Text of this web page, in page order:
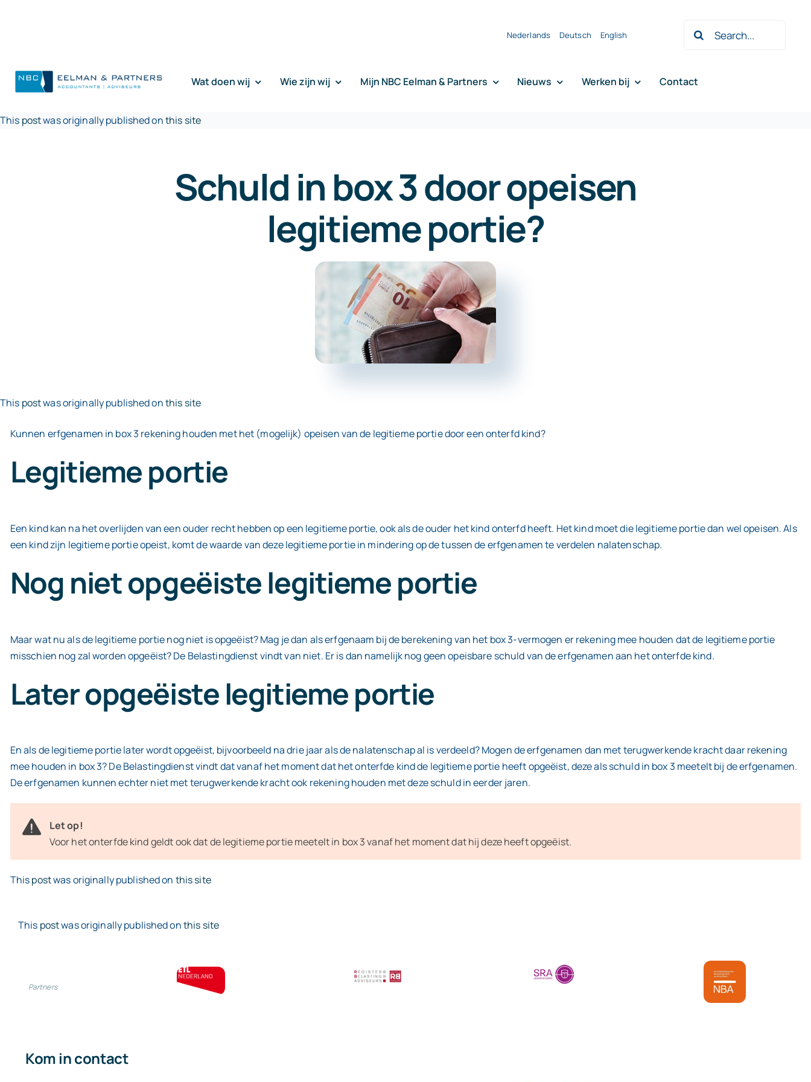
Nederlands Deutsch English
Zoeken
naar:
Wat doen wij Wie zijn wij Mijn NBC Eelman & Partners Nieuws Werken bij Contact
This postwas originally published onthis site
Schuld in box 3 door opeisen
legitieme portie?
This postwas originally published onthis site
Kunnen erfgenamen in box 3 rekening houden met het (mogelijk) opeisen van de legitieme portie door een onterfd kind?
Legitieme portie
Een kind kan na het overlijden van een ouder recht hebben op een legitieme portie, ook als de ouder het kind onterfd heeft. Het kind moet die legitieme portie dan wel opeisen. Als
een kind zijn legitieme portie opeist, komt de waarde van deze legitieme portie in mindering op de tussen de erfgenamen te verdelen nalatenschap.
Nog niet opgeëiste legitieme portie
Maar wat nu als de legitieme portie nog niet is opgeëist? Mag je dan als erfgenaam bij de berekening van het box 3-vermogen er rekening mee houden dat de legitieme portie
misschien nog zal worden opgeëist? De Belastingdienst vindt van niet. Er is dan namelijk nog geen opeisbare schuld van de erfgenamen aan het onterfde kind.
Later opgeëiste legitieme portie
En als de legitieme portie later wordt opgeëist, bijvoorbeeld na drie jaar als de nalatenschap al is verdeeld? Mogen de erfgenamen dan met terugwerkende kracht daar rekening
mee houden in box 3? De Belastingdienst vindt dat vanaf het moment dat het onterfde kind de legitieme portie heeft opgeëist, deze als schuld in box 3 meetelt bij de erfgenamen.
De erfgenamen kunnen echter niet met terugwerkende kracht ook rekening houden met deze schuld in eerder jaren.
Let op!
Voor het onterfde kind geldt ook dat de legitieme portie meetelt in box 3 vanaf het moment dat hij deze heeft opgeëist.
Thispostwas originally published on this site
This postwas originally published onthis site
Partners
Kom in contact